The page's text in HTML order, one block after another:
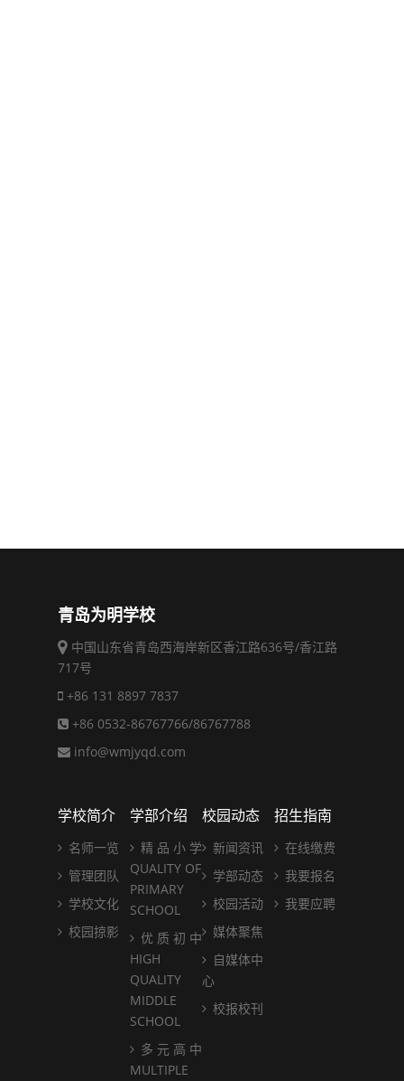
青岛为明学校
中国山东省青岛西海岸新区香江路636号/香江路
717号
+86 131 8897 7837
+86 0532-86767766/86767788
info@wmjyqd.com
学校简介
名师一览
管理团队
学校文化
校园掠影
学部介绍
精 品 小 学
QUALITY OF
PRIMARY
SCHOOL
优 质 初 中
HIGH
QUALITY
MIDDLE
SCHOOL
多 元 高 中
MULTIPLE
校园动态
新闻资讯
学部动态
校园活动
媒体聚焦
自媒体中
心
校报校刊
招生指南
在线缴费
我要报名
我要应聘